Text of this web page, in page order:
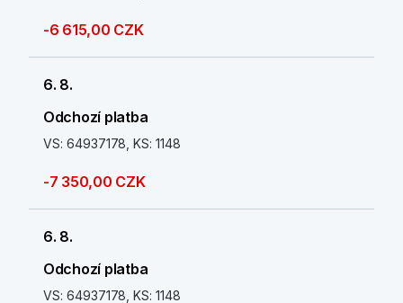
-6 615,00 CZK
6. 8.
Odchozí platba
VS: 64937178, KS: 1148
-7 350,00 CZK
6. 8.
Odchozí platba
VS: 64937178, KS: 1148